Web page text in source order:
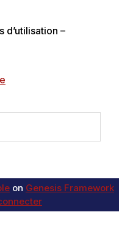
d’utilisation –
on Genesis Framework